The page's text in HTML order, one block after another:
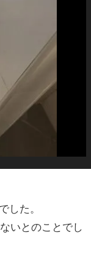
した。
いとのことでし